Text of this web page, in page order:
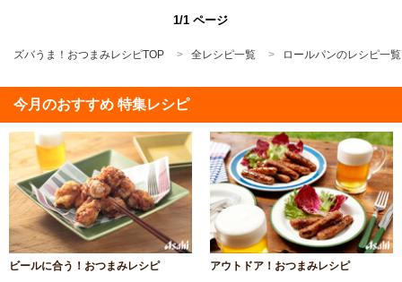
1/1 ページ
ズバうま！おつまみレシピTOP 全レシピ一覧 ロールパンのレシピ一覧
今月のおすすめ 特集レシピ
ビールに合う！おつまみレシピ アウトドア！おつまみレシピ